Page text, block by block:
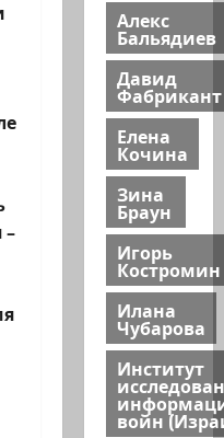
Алекс
Бальядиев
Давид
Фабрикант
Елена
Кочина
Зина
Браун
Игорь
Костромин
Илана
Чубарова
Институт
войн